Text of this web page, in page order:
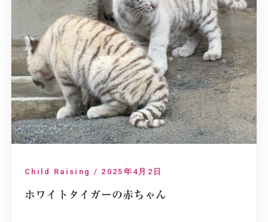
Child Raising / 2025年4月2日
ホワイトタイガーの赤ちゃん